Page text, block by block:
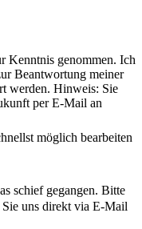
Kenntnis genommen. Ich
Beantwortung meiner
werden. Hinweis: Sie
per E-Mail an
möglich bearbeiten
schief gegangen. Bitte
Sie uns direkt via E-Mail